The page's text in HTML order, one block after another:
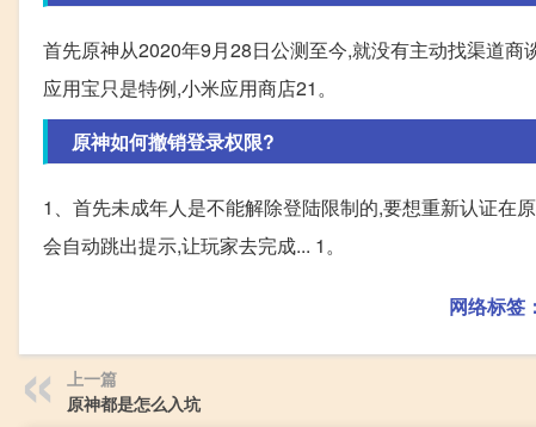
首先原神从2020年9月28日公测至今,就没有主动找渠道
应用宝只是特例,小米应用商店21。
原神如何撤销登录权限?
1、首先未成年人是不能解除登陆限制的,要想重新认证在
会自动跳出提示,让玩家去完成... 1。
网络标签：
上一篇
原神都是怎么入坑